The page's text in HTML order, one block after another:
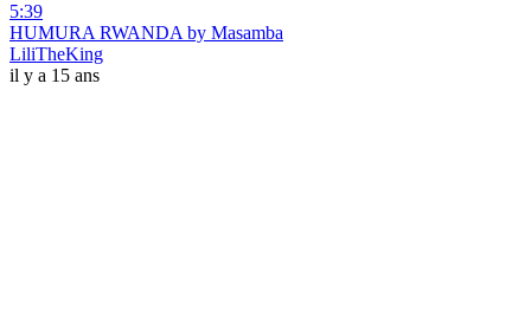
5:39
HUMURA RWANDA by Masamba
LiliTheKing
il y a 15 ans